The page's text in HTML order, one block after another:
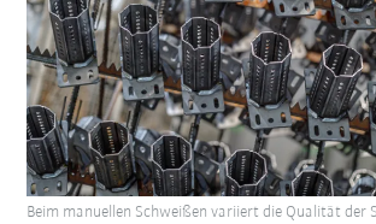
Beim manuellen Schweißen variiert die Qualität der